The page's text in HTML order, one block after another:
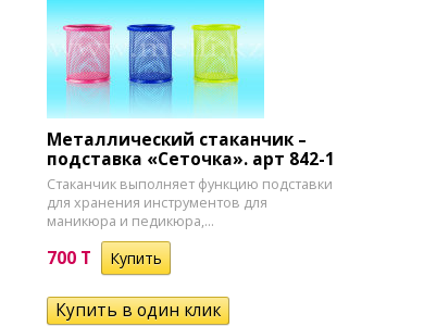
Металлический стаканчик –
подставка «Сеточка». арт 842-1
​Стаканчик выполняет функцию подставки
для хранения инструментов для
маникюра и педикюра,...
700 T